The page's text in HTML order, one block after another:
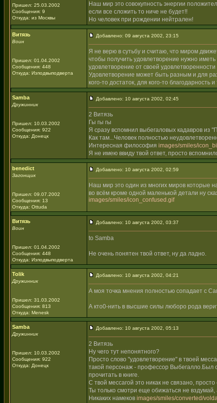
Пришел: 25.03.2002
Сообщения: 9
Откуда: из Москвы
Наш мир это совокупность энергии
если все сложить то ниче не будет!!
Но человек при рождении нейтрален!
Витязь
Воин
Пришел: 01.04.2002
Сообщения: 448
Откуда: Изподвыподверта
Добавлено: 09 августа 2002, 23:15
Я не верю в сутьбу и считаю, что миром
чтобы получить удовлетворение нужно
удовлетворение от своей
Удовлетворение может быть разным и для
кого-то достаток, для кого-то
Samba
Дружинник
Пришел: 10.03.2002
Сообщения: 922
Откуда: Донецк
Добавлено: 10 августа 2002, 02:45
2 Витязь
Гы гы гы
Я сразу вспомнил выбегаловых кадавров из
Как там...Человек полностью
Интересная философия images/smiles/
Я не имею ввиду твой ответ, просто
benedict
Загонщик
Пришел: 09.07.2002
Сообщения: 13
Откуда: Ottuda
Добавлено: 10 августа 2002, 02:59
Наш мир это один из многих миров которые
во всём кроме одной маленькой детали ну
images/smiles/icon_confused.gif
Витязь
Воин
Пришел: 01.04.2002
Сообщения: 448
Откуда: Изподвыподверта
Добавлено: 10 августа 2002, 03:37
to Samba
Не очень понятен твой ответ, ну да ладно.
Tolik
Дружинник
Пришел: 31.03.2002
Сообщения: 813
Откуда: Menesk
Добавлено: 10 августа 2002, 04:21
А моя точка мнения полностью сопадает с
А кто0-нить в высшие силы люборо рода
Samba
Дружинник
Пришел: 10.03.2002
Сообщения: 922
Откуда: Донецк
Добавлено: 10 августа 2002, 05:13
2 Витязь
Ну чего тут непонятного?
Просто слово "удовлетворение" в твоей
такой персонаж - профессор Выбегалло.Был
прочитать в книге.
С твой мессагой это никак не связано,
Ты только смотри еще обижаться не
Никаких намеков images/smiles/converted/